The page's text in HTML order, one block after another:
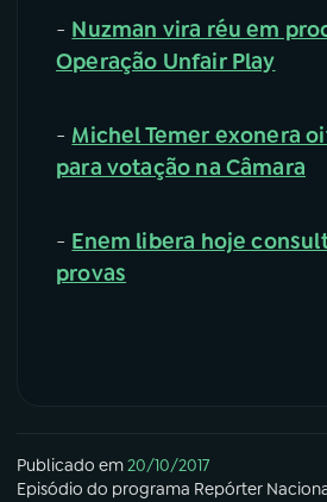
- Nuzman vira réu em
Operação Unfair Play
- Michel Temer exonera
para votação na Câmara
- Enem libera hoje
provas
Publicado em20/10/2017
Episódio do programa Repórter